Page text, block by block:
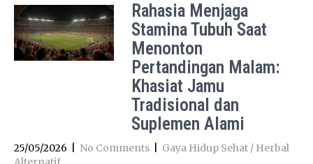
Rahasia Menjaga
Stamina Tubuh Saat
Menonton
Pertandingan Malam:
Khasiat Jamu
Tradisional dan
Suplemen Alami
25/05/2026 No Comments
Gaya Hidup Sehat / Herbal